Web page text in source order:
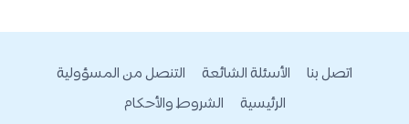
اتصل بنا الأسئلة الشائعة
التنصل من المسؤولية
الرئيسية
الشروط والأحكام